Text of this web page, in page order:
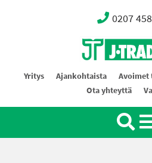
0207
Oy J-Trading Ab
Yritys Ajankohtaista Avoimet
Ota yhteyttä